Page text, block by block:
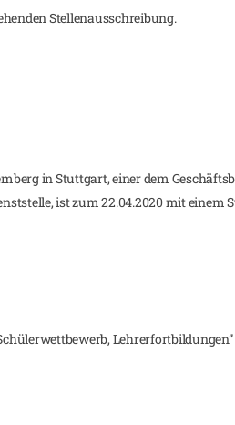
Stellenausschreibung.
in Stuttgart, einer dem
ist zum 22.04.2020 mit einem